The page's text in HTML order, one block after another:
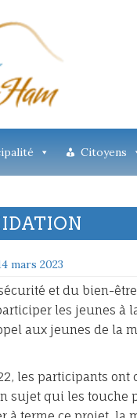
Citoyens
mars 2023
et du bien-
les jeunes à
aux jeunes de la
les participants
sujet qui les